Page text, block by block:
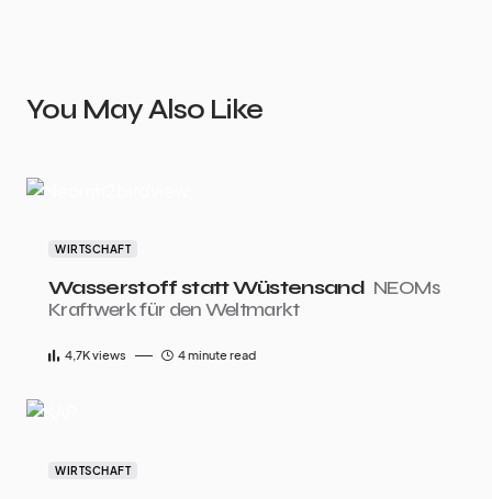
You May Also Like
WIRTSCHAFT
Wasserstoff statt Wüstensand NEOMs
Kraftwerk für den Weltmarkt
4,7Kviews 4 minute read
WIRTSCHAFT